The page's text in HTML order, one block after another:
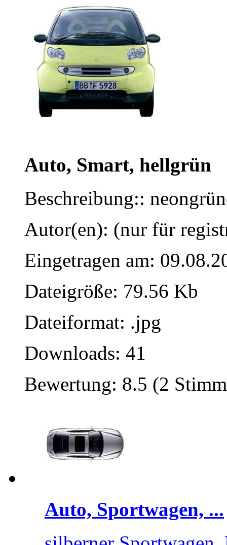
Auto, Smart, hellgrün
Beschreibung::
Autor(en): (nur für
Eingetragen am:
Dateigröße: 79.56 Kb
Dateiformat: .jpg
Downloads: 41
Bewertung: 8.5 (2
Auto, Sportwagen, ...